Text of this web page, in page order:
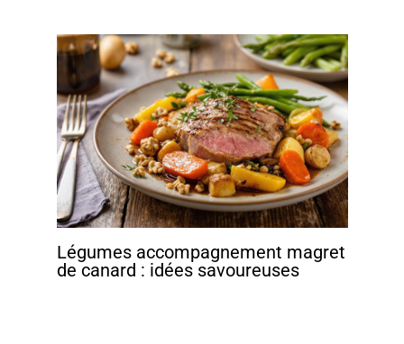
Légumes accompagnement magret
de canard : idées savoureuses